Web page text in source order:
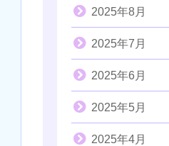
2025年8月
2025年7月
2025年6月
2025年5月
2025年4月